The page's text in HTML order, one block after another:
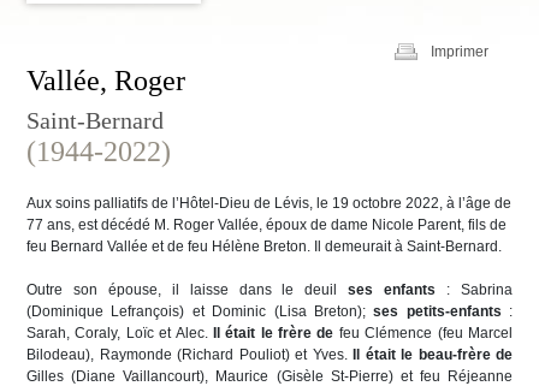
Imprimer
Vallée, Roger
Saint-Bernard
(1944-2022)
Aux soins palliatifs de l’Hôtel-Dieu de Lévis, le 19 octobre 2022, à l’âge de
77 ans, est décédé M. Roger Vallée, époux de dame Nicole Parent, fils de
feu Bernard Vallée et de feu Hélène Breton. Il demeurait à Saint-Bernard.
Outre son épouse, il laisse dans le deuilses enfants : Sabrina
(Dominique Lefrançois) et Dominic (Lisa Breton);ses petits-enfants :
Sarah, Coraly, Loïc et Alec.Il était le frère de feu Clémence (feu Marcel
Bilodeau), Raymonde (Richard Pouliot) et Yves.
Il était le beau-frère de
Gilles (Diane Vaillancourt), Maurice (Gisèle St-Pierre) et feu Réjeanne